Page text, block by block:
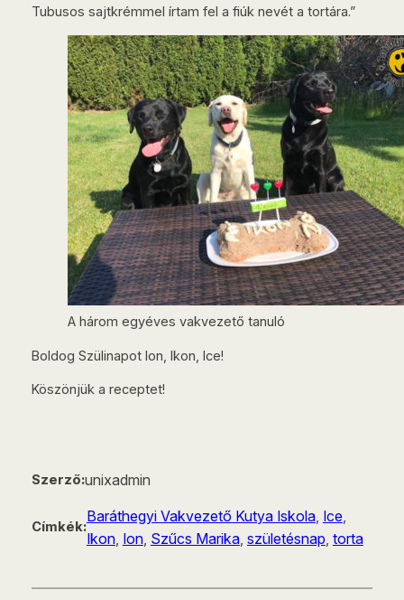
Tubusos sajtkrémmel írtam fel a fiúk nevét a tortára.”
A három egyéves vakvezető tanuló
Boldog Szülinapot Ion, Ikon, Ice!
Köszönjük a receptet!
Szerző:unixadmin
Címkék:
Baráthegyi Vakvezető Kutya Iskola, Ice
Ikon, Ion, Szűcs Marika, születésnap torta